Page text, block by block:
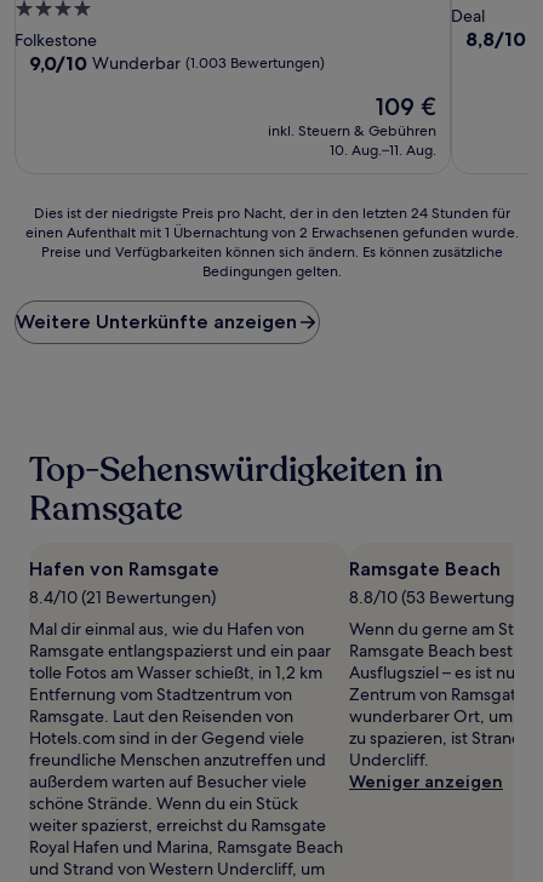
4.0-
Sterne-
Unterkunft
Folkestone
9.0
9,0/10 Wunderbar (1.003 Bewertungen)
Der
Preis
beträgt
109 €
inkl. Steuern & Gebühren
10. Aug.–11. Aug.
Sterne-
Deal
8.8
8,8/10
Dies
ist
Preis
pro
Nacht,
24 Stunden
einen
Aufenthalt
1 Übernachtung
2 Erwachsenen
gefunden
wurde.
Preise
und
Verfügbarkeiten
können
sich
ändern.
Es
können
zusätzliche
Bedingungen
Dies ist der niedrigste Preis pro Nacht, der in den letzten 24 Stunden für
einen Aufenthalt mit 1 Übernachtung von 2 Erwachsenen gefunden wurde.
Preise und Verfügbarkeiten können sich ändern. Es können zusätzliche
Bedingungen gelten.
Weitere Unterkünfte anzeigen
Top-Sehenswürdigkeiten in
Ramsgate
Hafen von Ramsgate
8.4/10 (21 Bewertungen)
Mal dir einmal aus, wie du Hafen von
Ramsgate entlangspazierst und ein paar
tolle Fotos am Wasser schießt, in 1,2 km
Entfernung vom Stadtzentrum von
Ramsgate. Laut den Reisenden von
Hotels.com sind in der Gegend viele
freundliche Menschen anzutreffen und
außerdem warten auf Besucher viele
schöne Strände. Wenn du ein Stück
weiter spazierst, erreichst du Ramsgate
Royal Hafen und Marina, Ramsgate Beach
und Strand von Western Undercliff, um
Ramsgate Beach
8.8/10 (53 Bewertungen)
Wenn du gerne am
Ramsgate Beach
Ausflugsziel – es ist nur
Zentrum von Ramsgate
wunderbarer Ort, um
zu spazieren, ist Strand
Undercliff.
Weniger anzeigen